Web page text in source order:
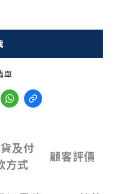
單
及付
方式
顧客評價